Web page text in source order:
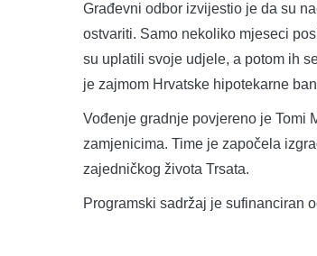
Građevni odbor izvijestio je da su
ostvariti. Samo nekoliko mjeseci
su uplatili svoje udjele, a potom ih
je zajmom Hrvatske hipotekarne
Vođenje gradnje povjereno je Tomi
zamjenicima. Time je započela
zajedničkog života Trsata.
Programski sadržaj je sufinanciran